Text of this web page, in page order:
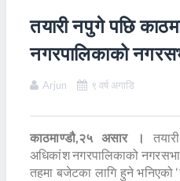
तयारी नपुगे पछि
नगरपालिकाको
Arjun ९ वर्ष अगाडि
काठमाण्डौ,२५ असार ।
अधिकांश नगरपालिकाको
तहमा बजेटका लागि हुने भनिएको